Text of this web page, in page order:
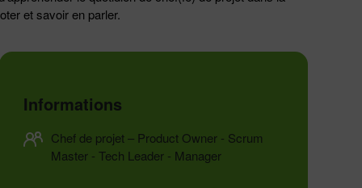
et savoir en parler.
Informations
Chef de projet – Product Owner - Scrum
Master - Tech Leader - Manager